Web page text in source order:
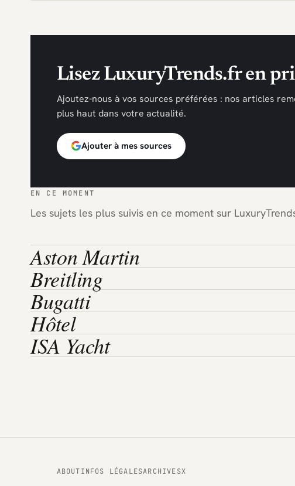
Lisez LuxuryTrends.fr en
Ajoutez-nous à vos sources préférées : nos articles
plus haut dans votre actualité.
Ajouter à mes sources
EN CE MOMENT
Les sujets les plus suivis en ce moment sur
Aston Martin
Breitling
Bugatti
Hôtel
ISA Yacht
ABOUTINFOS LÉGALESARCHIVESX